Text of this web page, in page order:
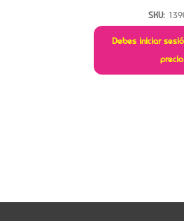
SKU:
Debes iniciar